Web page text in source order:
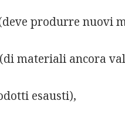
produrre nuovi
(di materiali ancora
esausti),